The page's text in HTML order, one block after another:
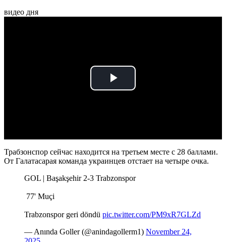
видео дня
Play
Трабзонспор сейчас находится на третьем месте с 28 баллами.
От Галатасарая команда украинцев отстает на четыре очка.
GOL | Başakşehir 2-3 Trabzonspor
️ 77' Muçi
Trabzonspor geri döndü pic.twitter.com/PM9xR7GLZd
— Anında Goller (@anindagollerm1) November 24,